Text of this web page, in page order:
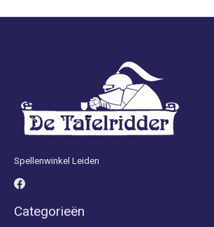
Spellenwinkel Leiden
Categorieën